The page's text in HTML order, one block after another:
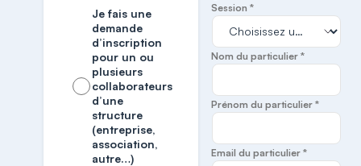
Je fais une
demande
d’inscription
pour un ou
plusieurs
collaborateurs
d’une
structure
(entreprise,
association,
autre…)
Session *
Nom du particulier *
Prénom du particulier *
Email du particulier *